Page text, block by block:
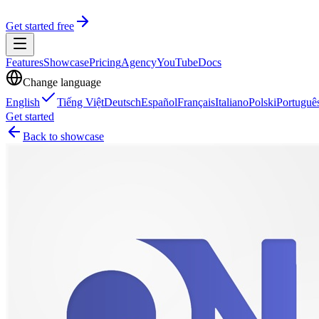
Get started free
FeaturesShowcasePricingAgencyYouTubeDocs
Change language
English
Tiếng ViệtDeutschEspañolFrançaisItalianoPolski
Get started
Back to showcase